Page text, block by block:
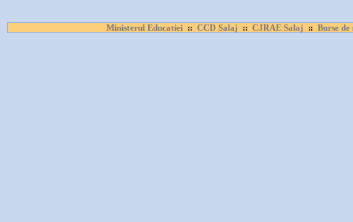
Ministerul Educatiei :: CCD Salaj :: CJRAE Salaj :: Burse